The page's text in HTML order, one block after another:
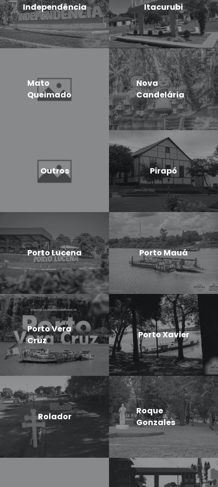
Independência Itacurubi
Mato
Queimado
Nova
Candelária
Outros Pirapó
Porto Lucena Porto Mauá
Porto Vera
Cruz
Porto Xavier
Rolador
Roque
Gonzales